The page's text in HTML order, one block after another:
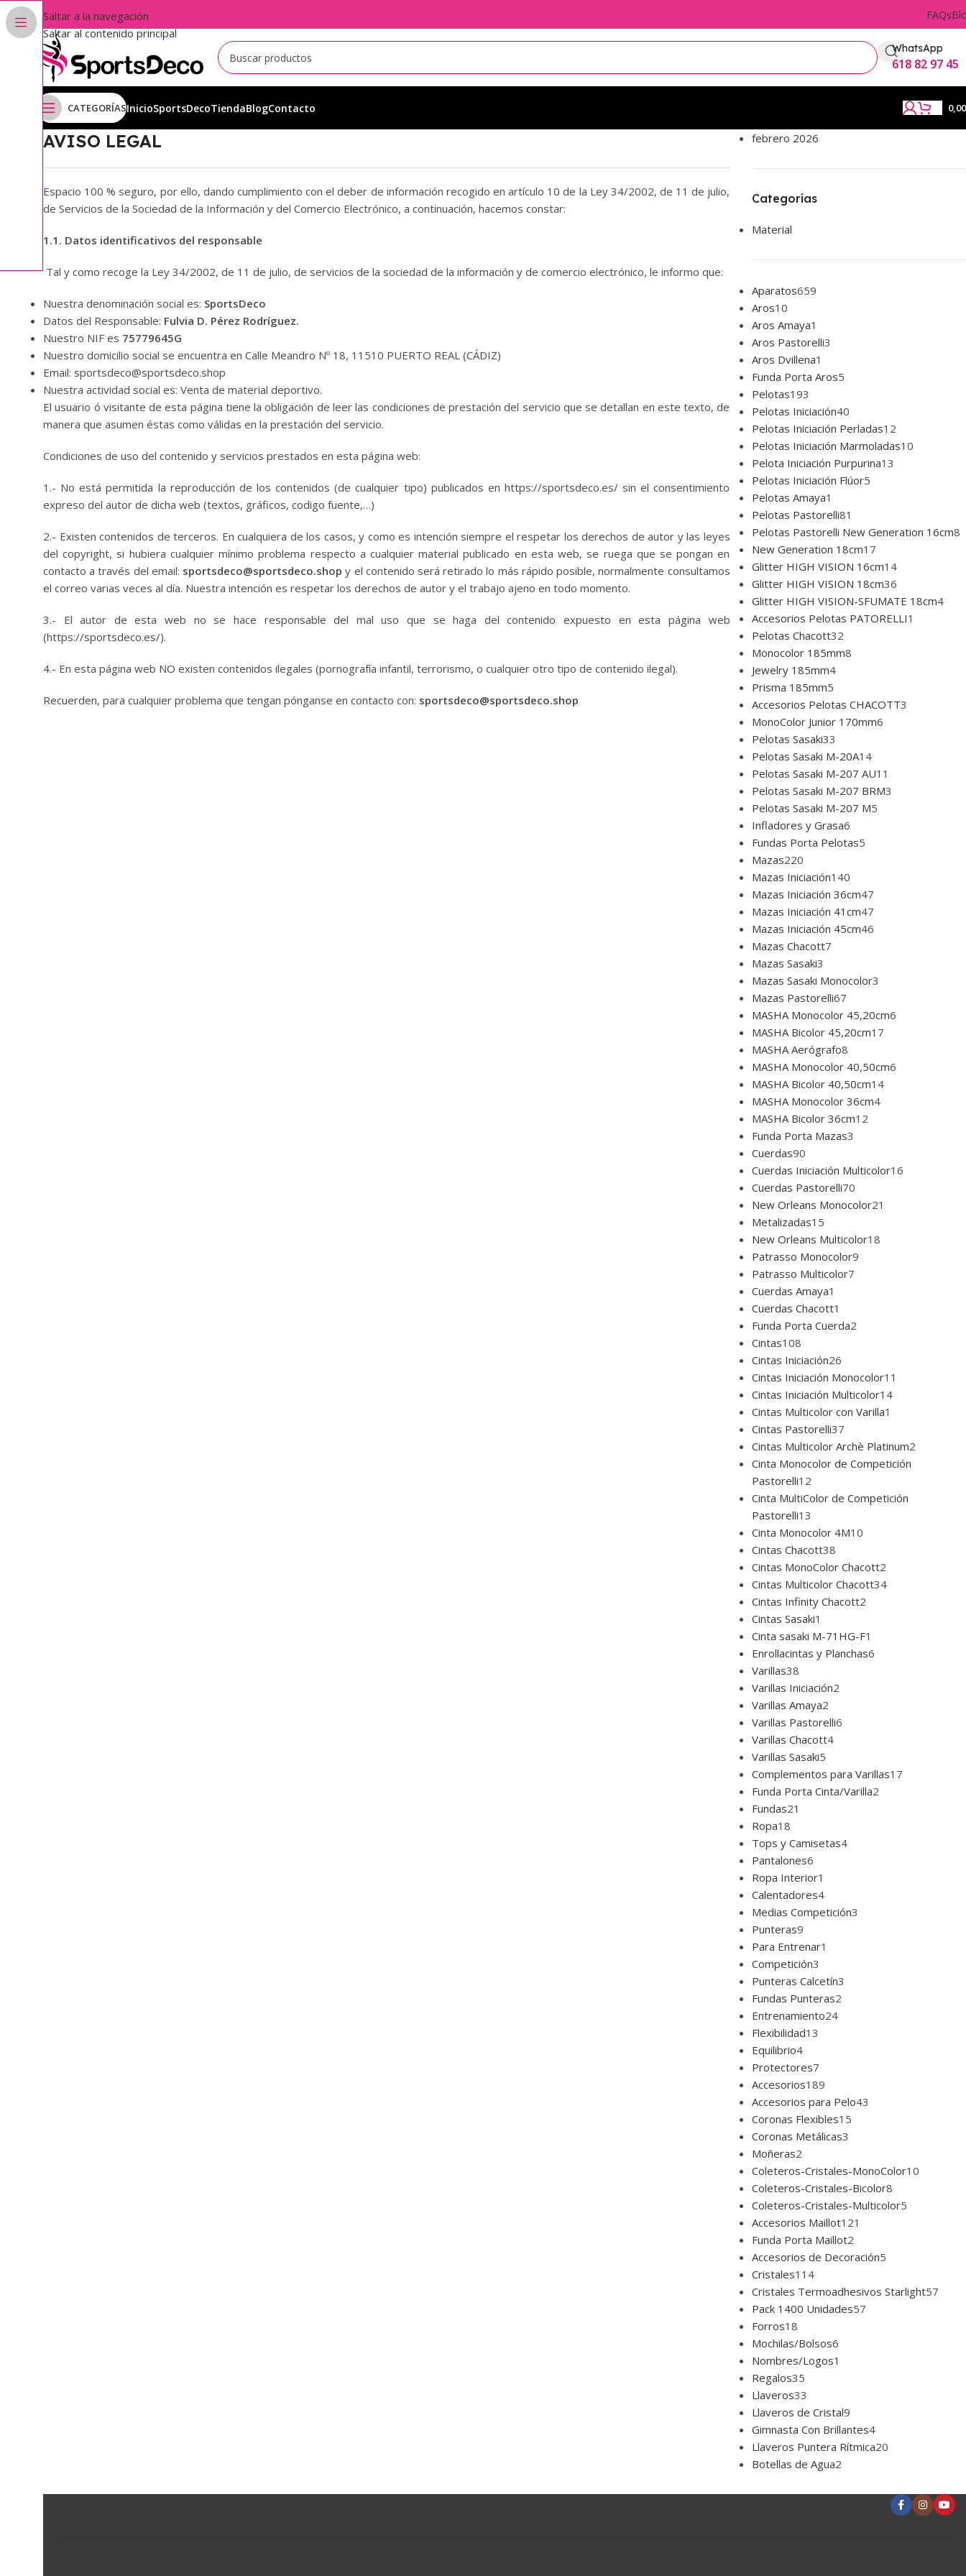
Saltar a la navegación
Saltar al contenido principal
FAQs
WhatsApp
618 82 97 45
CATEGORÍASInicioSportsDecoTiendaBlogContacto
AVISO LEGAL
Espacio 100 % seguro, por ello, dando cumplimiento con el deber de información recogido en artículo 10 de la Ley 34/2002, de 11 de julio,
de Servicios de la Sociedad de la Información y del Comercio Electrónico, a continuación, hacemos constar:
1.1. Datos identificativos del responsable
Tal y como recoge la Ley 34/2002, de 11 de julio, de servicios de la sociedad de la información y de comercio electrónico, le informo que:
Nuestra denominación social es: SportsDeco
Datos del Responsable: Fulvia D. Pérez Rodríguez.
Nuestro NIF es 75779645G
Nuestro domicilio social se encuentra en Calle Meandro Nº 18, 11510 PUERTO REAL (CÁDIZ)
Email: sportsdeco@sportsdeco.shop
Nuestra actividad social es: Venta de material deportivo.
El usuario ó visitante de esta página tiene la obligación de leer las condiciones de prestación del servicio que se detallan en este texto, de
manera que asumen éstas como válidas en la prestación del servicio.
Condiciones de uso del contenido y servicios prestados en esta página web:
1.- No está permitida la reproducción de los contenidos (de cualquier tipo) publicados en https://sportsdeco.es/ sin el consentimiento
expreso del autor de dicha web (textos, gráficos, codigo fuente,…)
2.- Existen contenidos de terceros. En cualquiera de los casos, y como es intención siempre el respetar los derechos de autor y las leyes
del copyright, si hubiera cualquier mínimo problema respecto a cualquier material publicado en esta web, se ruega que se pongan en
contacto a través del email: sportsdeco@sportsdeco.shopy el contenido será retirado lo más rápido posible, normalmente consultamos
el correo varias veces al día. Nuestra intención es respetar los derechos de autor y el trabajo ajeno en todo momento.
3.- El autor de esta web no se hace responsable del mal uso que se haga del contenido expuesto en esta página web
(https://sportsdeco.es/).
4.- En esta página web NO existen contenidos ilegales (pornografía infantil, terrorismo, o cualquier otro tipo de contenido ilegal).
Recuerden, para cualquier problema que tengan pónganse en contacto con: sportsdeco@sportsdeco.shop
febrero 2026
Categorías
Material
Aparatos659
Aros10
Aros Amaya1
Aros Pastorelli3
Aros Dvillena1
Funda Porta Aros5
Pelotas193
Pelotas Iniciación40
Pelotas Iniciación Perladas12
Pelotas Iniciación Marmoladas10
Pelota Iniciación Purpurina13
Pelotas Iniciación Flúor5
Pelotas Amaya1
Pelotas Pastorelli81
Pelotas Pastorelli New Generation 16cm8
New Generation 18cm17
Glitter HIGH VISION 16cm14
Glitter HIGH VISION 18cm36
Glitter HIGH VISION-SFUMATE 18cm4
Accesorios Pelotas PATORELLI1
Pelotas Chacott32
Monocolor 185mm8
Jewelry 185mm4
Prisma 185mm5
Accesorios Pelotas CHACOTT3
MonoColor Junior 170mm6
Pelotas Sasaki33
Pelotas Sasaki M-20A14
Pelotas Sasaki M-207 AU11
Pelotas Sasaki M-207 BRM3
Pelotas Sasaki M-207 M5
Infladores y Grasa6
Fundas Porta Pelotas5
Mazas220
Mazas Iniciación140
Mazas Iniciación 36cm47
Mazas Iniciación 41cm47
Mazas Iniciación 45cm46
Mazas Chacott7
Mazas Sasaki3
Mazas Sasaki Monocolor3
Mazas Pastorelli67
MASHA Monocolor 45,20cm6
MASHA Bicolor 45,20cm17
MASHA Aerógrafo8
MASHA Monocolor 40,50cm6
MASHA Bicolor 40,50cm14
MASHA Monocolor 36cm4
MASHA Bicolor 36cm12
Funda Porta Mazas3
Cuerdas90
Cuerdas Iniciación Multicolor16
Cuerdas Pastorelli70
New Orleans Monocolor21
Metalizadas15
New Orleans Multicolor18
Patrasso Monocolor9
Patrasso Multicolor7
Cuerdas Amaya1
Cuerdas Chacott1
Funda Porta Cuerda2
Cintas108
Cintas Iniciación26
Cintas Iniciación Monocolor11
Cintas Iniciación Multicolor14
Cintas Multicolor con Varilla1
Cintas Pastorelli37
Cintas Multicolor Archè Platinum2
Cinta Monocolor de Competición
Pastorelli12
Cinta MultiColor de Competición
Pastorelli13
Cinta Monocolor 4M10
Cintas Chacott38
Cintas MonoColor Chacott2
Cintas Multicolor Chacott34
Cintas Infinity Chacott2
Cintas Sasaki1
Cinta sasaki M-71HG-F1
Enrollacintas y Planchas6
Varillas38
Varillas Iniciación2
Varillas Amaya2
Varillas Pastorelli6
Varillas Chacott4
Varillas Sasaki5
Complementos para Varillas17
Funda Porta Cinta/Varilla2
Fundas21
Ropa18
Tops y Camisetas4
Pantalones6
Ropa Interior1
Calentadores4
Medias Competición3
Punteras9
Para Entrenar1
Competición3
Punteras Calcetín3
Fundas Punteras2
Entrenamiento24
Flexibilidad13
Equilibrio4
Protectores7
Accesorios189
Accesorios para Pelo43
Coronas Flexibles15
Coronas Metálicas3
Moñeras2
Coleteros-Cristales-MonoColor10
Coleteros-Cristales-Bicolor8
Coleteros-Cristales-Multicolor5
Accesorios Maillot121
Funda Porta Maillot2
Accesorios de Decoración5
Cristales114
Cristales Termoadhesivos Starlight57
Pack 1400 Unidades57
Forros18
Mochilas/Bolsos6
Nombres/Logos1
Regalos35
Llaveros33
Llaveros de Cristal9
Gimnasta Con Brillantes4
Llaveros Puntera Rítmica20
Botellas de Agua2